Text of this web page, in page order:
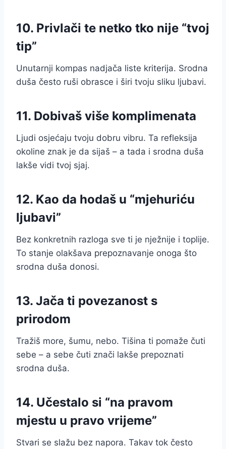
10. Privlači te netko tko nije “tvoj
tip”
Unutarnji kompas nadjača liste kriterija. Srodna
duša često ruši obrasce i širi tvoju sliku ljubavi.
11. Dobivaš više komplimenata
Ljudi osjećaju tvoju dobru vibru. Ta refleksija
okoline znak je da sijaš – a tada i srodna duša
lakše vidi tvoj sjaj.
12. Kao da hodaš u “mjehuriću
ljubavi”
Bez konkretnih razloga sve ti je nježnije i toplije.
To stanje olakšava prepoznavanje onoga što
srodna duša donosi.
13. Jača ti povezanost s
prirodom
Tražiš more, šumu, nebo. Tišina ti pomaže čuti
sebe – a sebe čuti znači lakše prepoznati
srodna duša.
14. Učestalo si “na pravom
mjestu u pravo vrijeme”
Stvari se slažu bez napora. Takav tok često